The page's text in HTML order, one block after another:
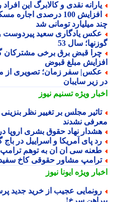
نقدی و کالابرگ این افراد
افزایش 100 درصدی اجاره
میلیارد تومانی شد
یادگاری سعید پیردوست و
سال 53
قبض برق برخی مشترکان
مبلغ قبوض
سفر زمان؛ تصویری از
زیر سایبان
ویژهتسنیم نیوز
مجلس بر تغییر نظر بنزینی
نشدند
نهاد حقوق بشری اروپا
پای آمریکا و اسراییل در باج
سی ان ان به توهم ترامپ
مشاور حقوقی کاخ سفید را
ویژهایونا نیوز
عجیب از خرید جدید